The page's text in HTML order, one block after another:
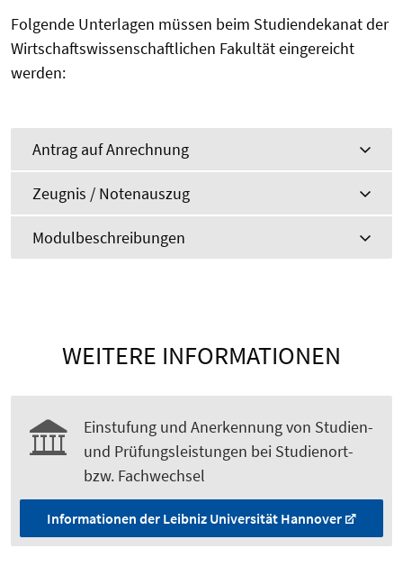
Folgende Unterlagen müssen beim Studiendekanat der
Wirtschaftswissenschaftlichen Fakultät eingereicht
werden:
Antrag auf Anrechnung
Zeugnis / Notenauszug
Modulbeschreibungen
WEITERE INFORMATIONEN
Einstufung und Anerkennung von Studien-
und Prüfungsleistungen bei Studienort-
bzw. Fachwechsel
Informationen der Leibniz Universität Hannover